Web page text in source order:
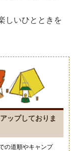
しいひとときを
ップしておりま
の道順やキャンプ